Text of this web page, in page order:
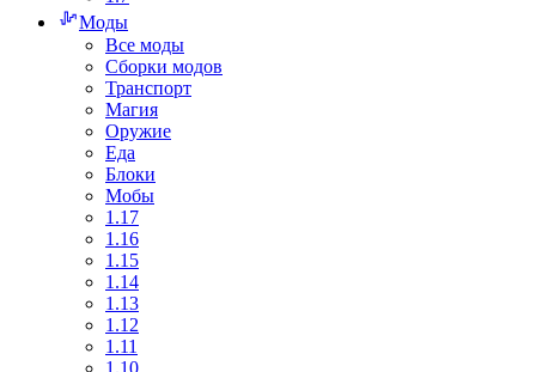
Моды
Все моды
Сборки модов
Транспорт
Магия
Оружие
Еда
Блоки
Мобы
1.17
1.16
1.15
1.14
1.13
1.12
1.11
1.10